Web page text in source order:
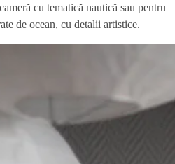
cu tematică nautică sau pentru
de ocean, cu detalii artistice.